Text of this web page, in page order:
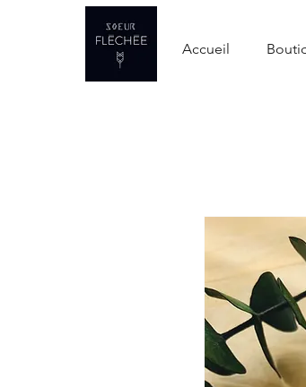
Accueil